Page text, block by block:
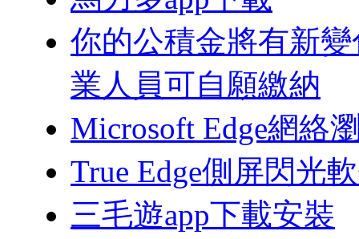
你的公積金將有新
業人員可自願繳納
Microsoft Edge網絡
True Edge側屏閃光
三毛遊app下載安裝